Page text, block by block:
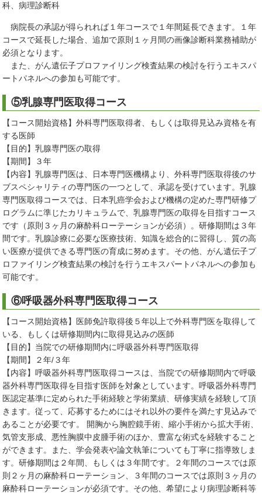
科、病理診断科
病院長の承認が得られれば１年コースで１年間延長できます。１年
コースで延長した場合、追加で原則１ヶ月間の画像診断科業務補助が
必須となります。
また、がん遺伝子プロファイリング検査結果の検討を行うエキスパ
ートパネルへの参加も可能です。
⑤乳腺専門医取得コース
【コース開始資格】外科専門医取得者、もしくは取得見込み資格を有
する医師
【目的】乳腺専門医の取得
【期間】３年
【内容】乳腺専門医は、日本専門医機構より、外科専門医取得後のサ
ブスペシャリティの専門医の一つとして、承認を受けています。乳腺
専門医取得コースでは、日本乳癌学会および機構の定めた専門研修プ
ログラムに準じたカリキュラムで、乳腺専門医の取得を目指すコース
です（原則３ヶ月の麻酔科ローテーションが必須）。研修期間は３年
間です。乳腺診療に必要な医療技術、知識を総合的に習得し、質の高
い医療が提供できる専門医の育成に努めます。その他、がん遺伝子プ
ロファイリング検査結果の検討を行うエキスパートパネルへの参加も
可能です。
⑥呼吸器外科専門医取得コース
【コース開始資格】医師免許取得後５年以上で外科専門医を取得して
いる、もしくは研修期間内に取得見込みの医師
【目的】当院での研修期間内に呼吸器外科専門医取得
【期間】２年/３年
【内容】呼吸器外科専門医取得コースは、当院での研修期間内で呼吸
器外科専門医取得を目指す医師を対象としています。呼吸器外科専門
医認定基準に定められた手術経験と学術業績、研修実績を経験して頂
きます。従って、応募するためにはそれ以外の要件を満たす見込みで
あることが必要です。 開胸から胸腔鏡手術、縮小手術から拡大手術、
気管支形成、悪性胸膜中皮腫手術のほか、豊富な術式を経験すること
ができます。また、学会発表や論文執筆についても丁寧に指導致しま
す。研修期間は２年間、もしくは３年間です。２年間のコースでは原
則２ヶ月の麻酔科ローテーション、３年間のコースでは原則３ヶ月の
麻酔科ローテーションが必須です。その他、希望により病理診断科等